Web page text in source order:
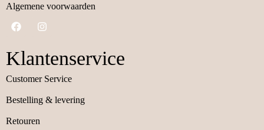
Algemene voorwaarden
Klantenservice
Customer Service
Bestelling & levering
Retouren